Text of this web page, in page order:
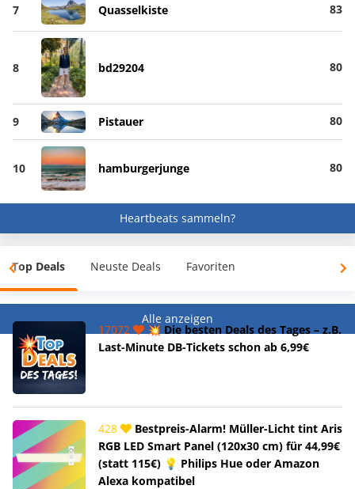
7 Quasselkiste 83
8 bd29204 80
9 Pistauer 80
10 hamburgerjunge 80
Heartbeats sammeln?
Top Deals Neuste Deals Favoriten
Alle anzeigen
17072
💥 Die besten Deals des Tages – z.B.
Last-Minute DB-Tickets schon ab 6,99€
428
Bestpreis-Alarm! Müller-Licht tint Aris
RGB LED Smart Panel (120x30 cm) für 44,99€
(statt 115€) 💡 Philips Hue oder Amazon
Alexa kompatibel